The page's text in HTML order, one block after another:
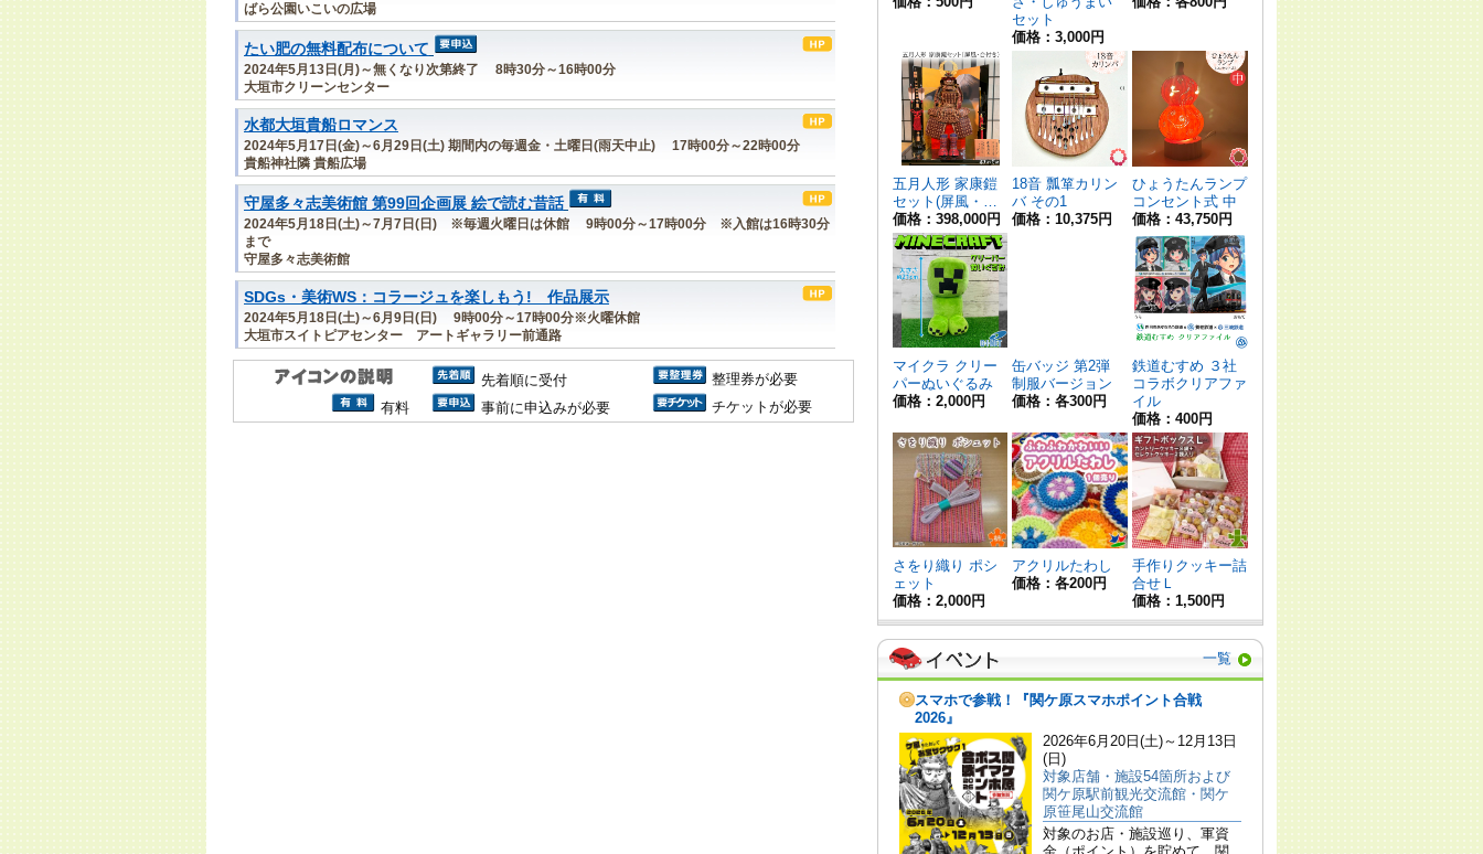
ばら公園いこいの広場
たい肥の無料配布について
2024年5月13日(月)～無くなり次第終了 8時30分～16時00分
大垣市クリーンセンター
水都大垣貴船ロマンス
2024年5月17日(金)～6月29日(土) 期間内の毎週金・土曜日(雨天中止) 17時00分～22時00分
貴船神社隣 貴船広場
守屋多々志美術館 第99回企画展 絵で読む昔話
2024年5月18日(土)～7月7日(日) ※毎週火曜日は休館 9時00分～17時00分 ※入館は16時30分
まで
守屋多々志美術館
SDGs・美術WS：コラージュを楽しもう! 作品展示
2024年5月18日(土)～6月9日(日) 9時00分～17時00分※火曜休館
大垣市スイトピアセンター アートギャラリー前通路
先着順に受付
整理券が必要
有料
事前に申込みが必要 チケットが必要